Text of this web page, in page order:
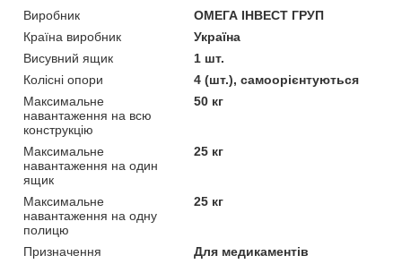
Виробник
ОМЕГА ІНВЕСТ ГРУП
Країна виробник
Україна
Висувний ящик
1 шт.
Колісні опори
4 (шт.), самоорієнтуються
Максимальне
навантаження на всю
конструкцію
50 кг
Максимальне
навантаження на один
ящик
25 кг
Максимальне
навантаження на одну
полицю
25 кг
Призначення
Для медикаментів